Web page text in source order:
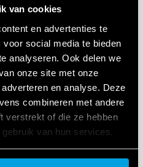
van cookies
en advertenties te
social media te bieden
analyseren. Ook delen we
onze site met onze
en analyse. Deze
combineren met andere
verstrekt of die ze hebben
van hun services.